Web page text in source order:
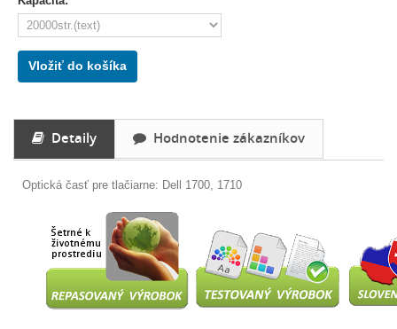
Vložiť do košíka
Detaily Hodnotenie zákazníkov
Optická časť pre tlačiarne: Dell 1700, 1710